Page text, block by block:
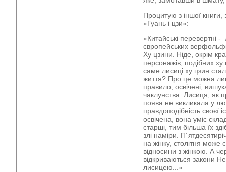
Процитую з іншої книги,
«Гуань і цзи»:
«Китайські перевертні
європейських
Ху цзини. Ніде, окрім
персонажів, подібних
саме лисиці ху цзин
життя? Про це можна
правило, освічені,
чаклунства. Лисиця, як
поява не викликала у
правдоподібність своєї
освічена, вона уміє
старші, тим більша їх
злі наміри.
на жінку, столітня може
відносини з жінкою. А
відкриваються закони
лисицею...»